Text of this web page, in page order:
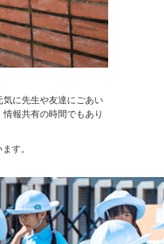
に先生や友達にごあい
報共有の時間でもあり
す。